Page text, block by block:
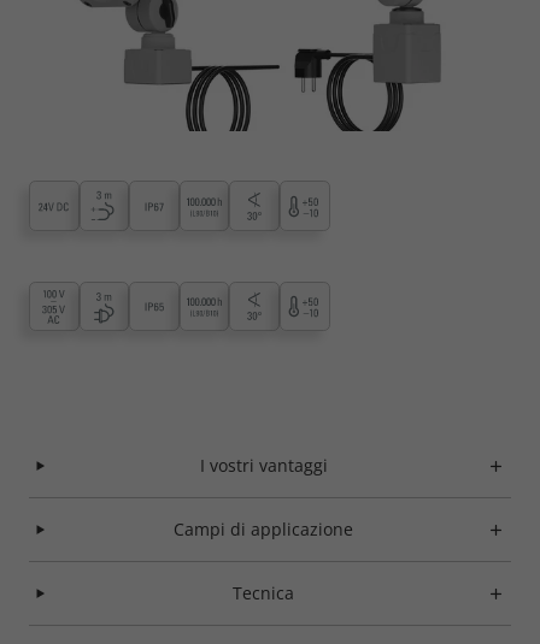
I vostri vantaggi
Campi di applicazione
Tecnica